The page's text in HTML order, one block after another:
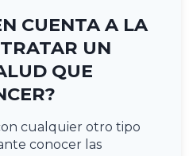
CUENTA A LA
UN
QUE
cualquier otro tipo
conocer las